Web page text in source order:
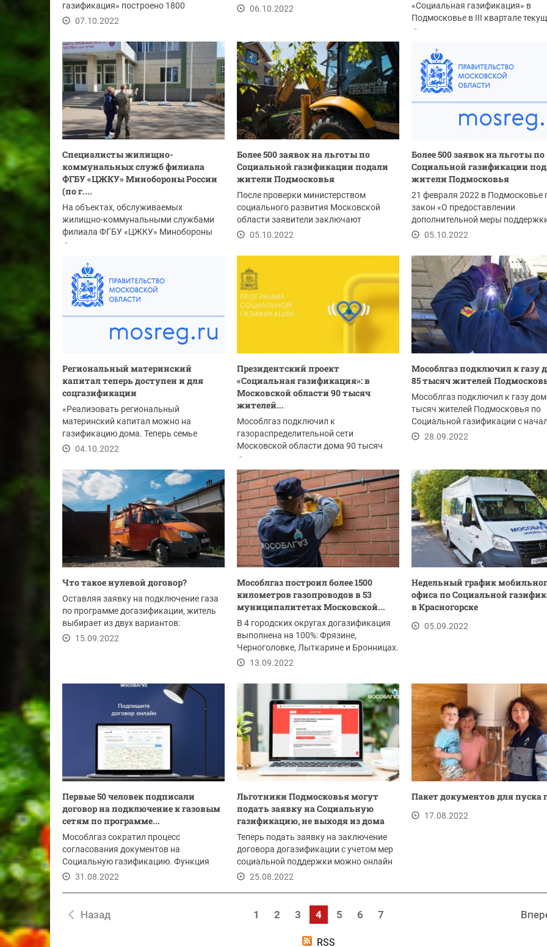
газификация» построено 1800
километров новых...
07.10.2022
вопросы по...
06.10.2022
«Социальная газификация» в
Подмосковье в III квартале
года догазифицировано 437...
Специалисты жилищно-
коммунальных служб филиала
ФГБУ «ЦЖКУ» Минобороны России
(по г....
На объектах, обслуживаемых
жилищно-коммунальными службами
филиала ФГБУ «ЦЖКУ» Минобороны
России (по г. Москве и...
Более 500 заявок на льготы по
Социальной газификации подали
жители Подмосковья
После проверки министерством
социального развития Московской
области заявители заключают
комплексный договор с...
05.10.2022
Более 500 заявок на льготы по
Социальной газификации
жители Подмосковья
21 февраля 2022 в Подмосковье
закон «О предоставлении
дополнительной меры
отдельных категорий...
05.10.2022
Региональный материнский
капитал теперь доступен и для
соцгазификации
«Реализовать региональный
материнский капитал можно на
газификацию дома. Теперь семье
достаточно подать одно...
04.10.2022
Президентский проект
«Социальная газификация»: в
Московской области 90 тысяч
жителей...
Мособлгаз подключил к
газораспределительной сети
Московской области дома 90 тысяч
жителей. Работы выполнены по...
Мособлгаз подключил к газу
85 тысяч жителей
Мособлгаз подключил к газу
тысяч жителей Подмосковья по
Социальной газификации с
действия программы....
28.09.2022
Что такое нулевой договор?
Оставляя заявку на подключение газа
по программе догазификации, житель
выбирает из двух вариантов:
15.09.2022
Мособлгаз построил более 1500
километров газопроводов в 53
муниципалитетах Московской...
В 4 городских округах догазификация
выполнена на 100%: Фрязине,
Черноголовке, Лыткарине и Бронницах.
Еще в 3...
13.09.2022
Недельный график
офиса по Социальной
в Красногорске
05.09.2022
Первые 50 человек подписали
договор на подключение к газовым
сетям по программе...
Мособлгаз сократил процесс
согласования документов на
Социальную газификацию. Функция
дает возможность всем...
31.08.2022
Льготники Подмосковья могут
подать заявку на Социальную
газификацию, не выходя из дома
Теперь подать заявку на заключение
договора догазификации с учетом мер
социальной поддержки можно онлайн
на...25.08.2022
Пакет документов для пуска
17.08.2022
1 2 3 4 5 6 7
Назад
RSS